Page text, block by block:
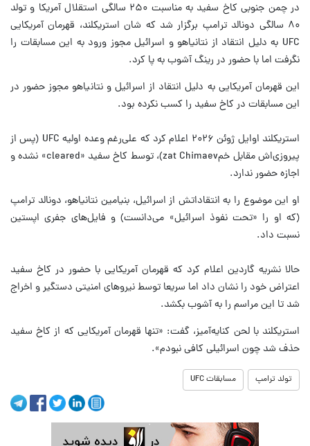
در چمن جنوبی کاخ سفید به مناسبت ۲۵۰ سالگی استقلال آمریکا و تولد
۸۰ سالگی دونالد ترامپ برگزار شد که شان استریکلند، قهرمان آمریکایی
UFC به دلیل انتقاد از نتانیاهو و اسرائیل مجوز ورود به این مسابقات را
نگرفت اما با حضور در رینگ آشوب به پا کرد.
این قهرمان آمریکایی به دلیل انتقاد از اسرائیل و نتانیاهو مجوز حضور در
این مسابقات در کاخ سفید را کسب نکرده بود.
استریکلند اوایل ژوئن ۲۰۲۶ اعلام کرد که علی‌رغم وعده اولیه UFC (پس از
پیروزی‌اش مقابل خمzat Chimaev)، توسط کاخ سفید «cleared» نشده و
اجازه حضور ندارد.
او این موضوع را به انتقاداتش از اسرائیل، بنیامین نتانیاهو، دونالد ترامپ
(که او را «تحت نفوذ اسرائیل» می‌دانست) و فایل‌های جفری اپستین
نسبت داد.
حالا نشریه گاردین اعلام کرد که قهرمان آمریکایی با حضور در کاخ سفید
اعتراض خود را نشان داد اما سریعا توسط نیروهای امنیتی دستگیر و اخراج
شد تا این مراسم را به آشوب بکشد.
استریکلند با لحن کنایه‌آمیز، گفت: «تنها قهرمان آمریکایی که از کاخ سفید
حذف شد چون اسرائیلی کافی نبودم».
تولد ترامپ مسابقات UFC